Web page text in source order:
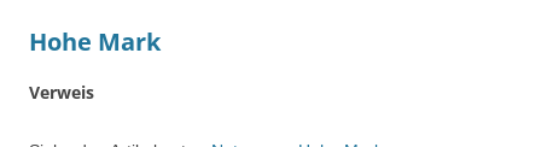
Hohe Mark
Verweis